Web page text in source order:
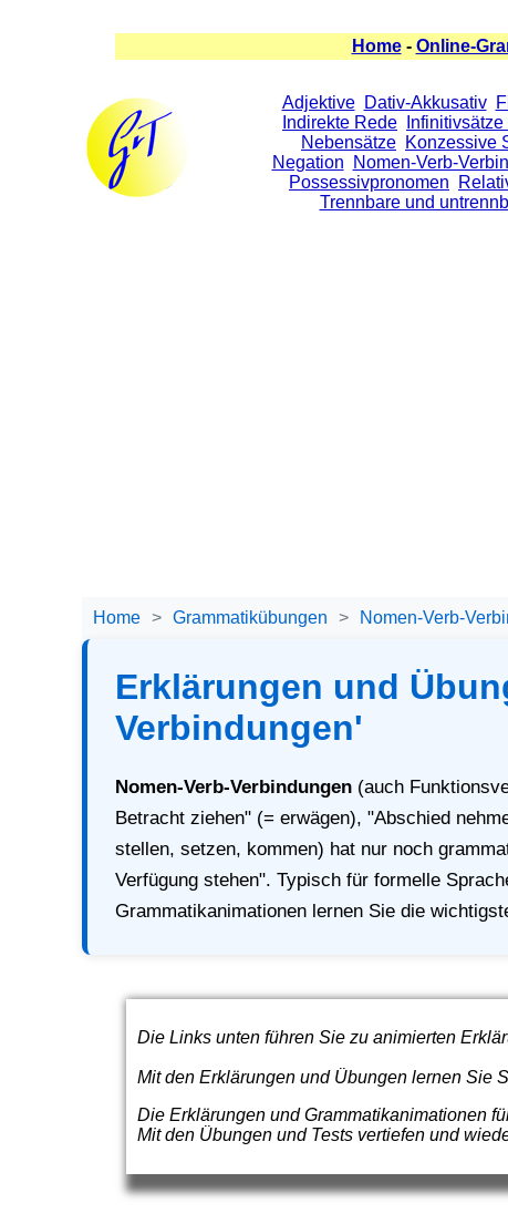
Home- Online-
Adjektive Dativ-Akkusativ
Indirekte Rede
Infinitivsätze
Nebensätze Konzessive
Negation
Nomen-Verb-
Possessivpronomen
Trennbare und
Home Grammatikübungen Nomen-Verb-
Erklärungen und
Verbindungen'
Nomen-Verb-Verbindungen (auch
Betracht ziehen" (= erwägen), "Abschied
stellen, setzen, kommen) hat nur noch
Verfügung stehen". Typisch für formelle
Grammatikanimationen lernen Sie die
Die Links unten führen Sie zu animierten
Mit den Erklärungen und Übungen lernen Sie
Die Erklärungen und Grammatikanimationen
Mit den Übungen und Tests vertiefen und